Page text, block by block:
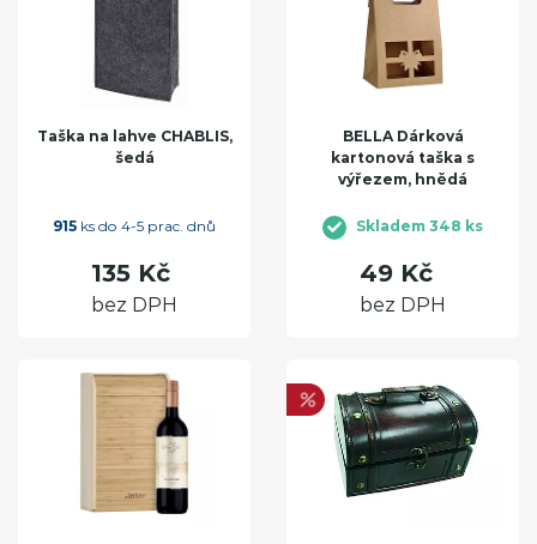
Taška na lahve CHABLIS,
šedá
915 ks do 4-5 prac. dnů
135 Kč
bez DPH
BELLA Dárková
kartonová taška s
výřezem, hnědá
Skladem 348 ks
49 Kč
bez DPH